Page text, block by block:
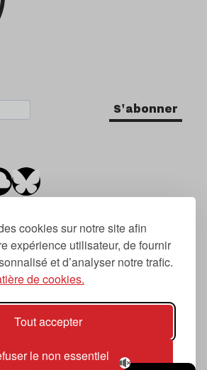
cookies sur notre site afin
expérience utilisateur, de fournir
et d’analyser notre trafic.
de cookies.
Tout accepter
le non essentiel
S'abonner
indépendant sur la
tendances, dont la
date de 2007.
signifie « prochain », « suivant
à la thématique du
des nouvelles tendances
viennent de la musique
ou du hip hop, et des
de société liés à la